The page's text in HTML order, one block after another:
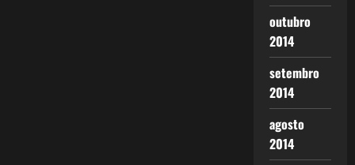
outubro
2014
setembro
2014
agosto
2014